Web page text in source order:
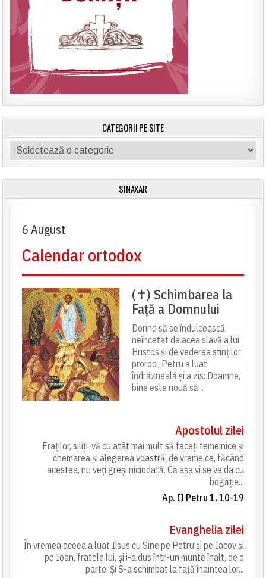
CATEGORII PE SITE
Categorii
pe
site
SINAXAR
6 August
Calendar ortodox
(✝) Schimbarea la
Față a Domnului
Dorind să se îndulcească
neîncetat de acea slavă a lui
Hristos și de vederea sfinților
proroci, Petru a luat
îndrăzneală și a zis: Doamne,
bine este nouă să...
Apostolul zilei
Fraților, siliți-vă cu atât mai mult să faceți temeinice și
chemarea și alegerea voastră, de vreme ce, făcând
acestea, nu veți greși niciodată. Că așa vi se va da cu
bogăție...
Ap. II Petru 1, 10-19
Evanghelia zilei
În vremea aceea a luat Iisus cu Sine pe Petru și pe Iacov și
pe Ioan, fratele lui, și i-a dus într-un munte înalt, de o
parte. Și S-a schimbat la față înaintea lor...